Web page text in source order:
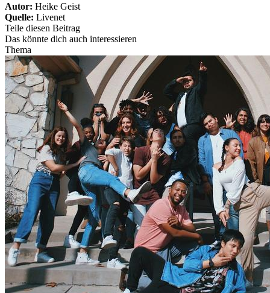
Autor: Heike Geist
Quelle: Livenet
Teile diesen Beitrag
Das könnte dich auch interessieren
Thema